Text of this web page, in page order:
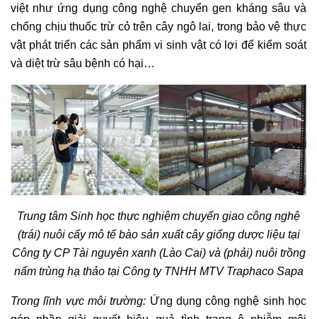
việt như ứng dụng công nghệ chuyển gen kháng sâu và
chống chịu thuốc trừ cỏ trên cây ngô lai, trong bảo vệ thực
vật phát triển các sản phẩm vi sinh vật có lợi để kiểm soát
và diệt trừ sâu bệnh có hại…
Trung tâm Sinh học thực nghiệm chuyển giao công nghệ
(trái) nuôi cấy mô tế bào sản xuất cây giống dược liệu tại
Công ty CP Tài nguyên xanh (Lào Cai) và (phải) nuôi trồng
nấm trùng hạ thảo tại Công ty TNHH MTV Traphaco Sapa
Trong lĩnh vực môi trường: Ứng dụng công nghệ sinh học